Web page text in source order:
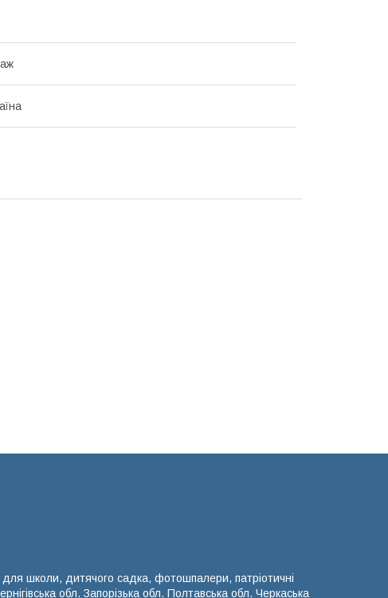
школи, дитячого садка, фотошпалери, патріотичні
обл. Запорізька обл. Полтавська обл. Черкаська